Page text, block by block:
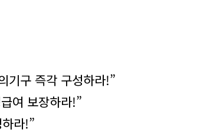
기구 즉각 구성하라!”
여 보장하라!”
라!”